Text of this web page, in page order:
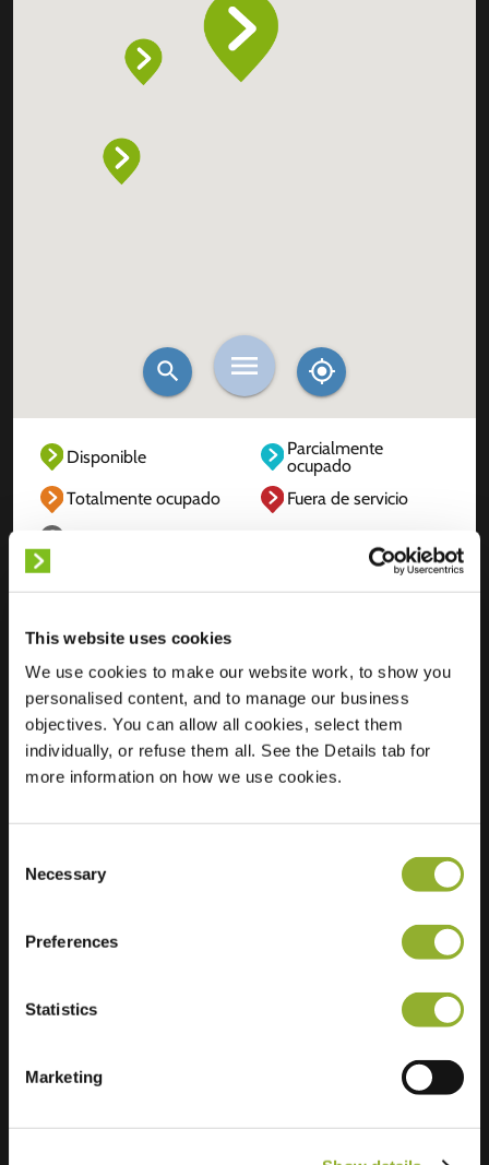
This website uses cookies
We use cookies to make our website work, to show you
personalised content, and to manage our business
objectives. You can allow all cookies, select them
individually, or refuse them all. See the Details tab for
more information on how we use cookies.
Selection
Necessary
Preferences
Statistics
Marketing
Disponible
Parcialmente
ocupado
Totalmente ocupado
Fuera de servicio
Ubicación
Delilastraat 2
3816 RH Amersfoort
Países Bajos
Regular Charging 2 of 2 available